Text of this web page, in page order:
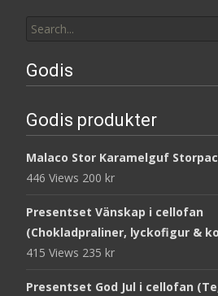
for:
Godis
Godis produkter
Malaco Stor Karamelguf
446 Views 200 kr
Presentset Vänskap i cellofan
(Chokladpraliner, lyckofigur &
415 Views 235 kr
Presentset God Jul i cellofan